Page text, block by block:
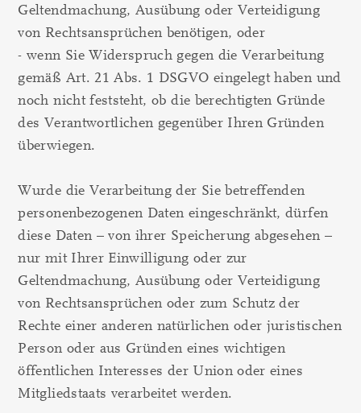
Geltendmachung, Ausübung oder Verteidigung
von Rechtsansprüchen benötigen, oder
- wenn Sie Widerspruch gegen die Verarbeitung
gemäß Art. 21 Abs. 1 DSGVO eingelegt haben und
noch nicht feststeht, ob die berechtigten Gründe
des Verantwortlichen gegenüber Ihren Gründen
überwiegen.
Wurde die Verarbeitung der Sie betreffenden
personenbezogenen Daten eingeschränkt, dürfen
diese Daten – von ihrer Speicherung abgesehen –
nur mit Ihrer Einwilligung oder zur
Geltendmachung, Ausübung oder Verteidigung
von Rechtsansprüchen oder zum Schutz der
Rechte einer anderen natürlichen oder juristischen
Person oder aus Gründen eines wichtigen
öffentlichen Interesses der Union oder eines
Mitgliedstaats verarbeitet werden.